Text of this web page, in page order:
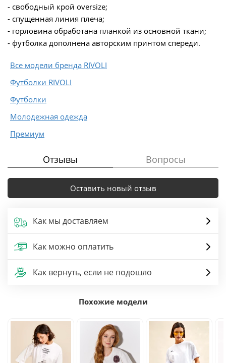
- свободный крой oversize;
- спущенная линия плеча;
- горловина обработана планкой из основной ткани;
- футболка дополнена авторским принтом спереди.
Все модели бренда RIVOLI
Футболки RIVOLI
Футболки
Молодежная одежда
Премиум
Отзывы Вопросы
Оставить новый отзыв
Как мы доставляем
Как можно оплатить
Как вернуть, если не подошло
Похожие модели